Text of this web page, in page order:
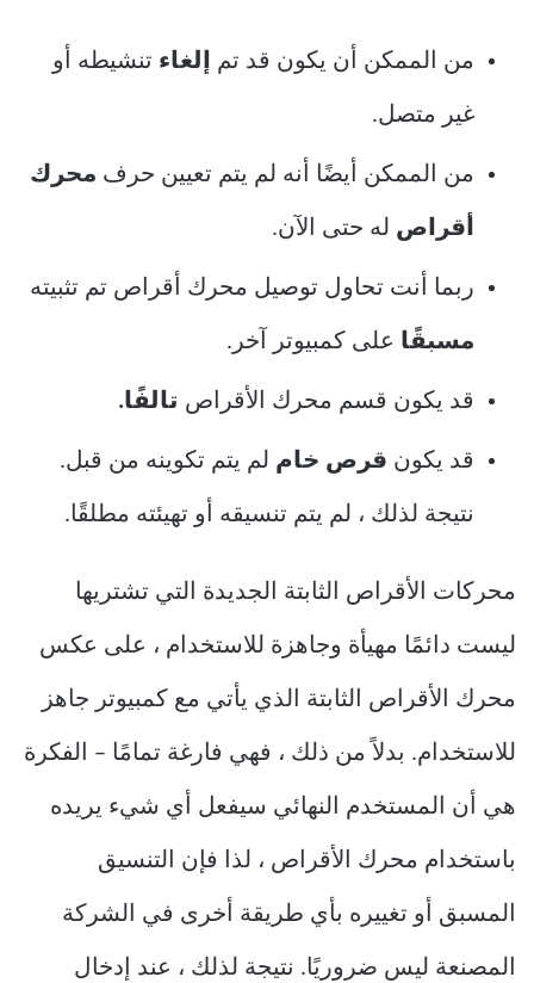
من الممكن أن يكون قد تم إلغاء تنشيطه أو
غير متصل.
من الممكن أيضًا أنه لم يتم تعيين حرف محرك
أقراص له حتى الآن.
ربما أنت تحاول توصيل محرك أقراص تم تثبيته
مسبقًا على كمبيوتر آخر.
قد يكون قسم محرك الأقراص تالفًا.
قد يكون قرص خام لم يتم تكوينه من قبل.
نتيجة لذلك ، لم يتم تنسيقه أو تهيئته مطلقًا.
محركات الأقراص الثابتة الجديدة التي تشتريها
ليست دائمًا مهيأة وجاهزة للاستخدام ، على عكس
محرك الأقراص الثابتة الذي يأتي مع كمبيوتر جاهز
للاستخدام. بدلاً من ذلك ، فهي فارغة تمامًا – الفكرة
هي أن المستخدم النهائي سيفعل أي شيء يريده
باستخدام محرك الأقراص ، لذا فإن التنسيق
المسبق أو تغييره بأي طريقة أخرى في الشركة
المصنعة ليس ضروريًا. نتيجة لذلك ، عند إدخال